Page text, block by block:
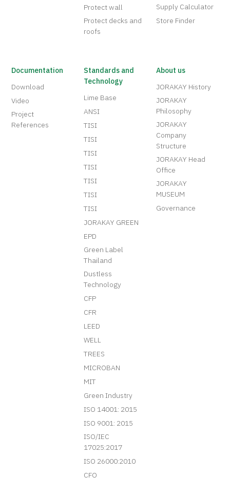
Protect wall
Protect decks and
roofs
Supply Calculator
Store Finder
Documentation
Download
Video
Project
References
Standards and
Technology
Lime Base
ANSI
TISI
TISI
TISI
TISI
TISI
TISI
TISI
JORAKAY GREEN
EPD
Green Label
Thailand
Dustless
Technology
CFP
CFR
LEED
WELL
TREES
MICROBAN
MIT
Green Industry
ISO 14001: 2015
ISO 9001: 2015
ISO/IEC
17025:2017
ISO 26000:2010
CFO
About us
JORAKAY History
JORAKAY
Philosophy
JORAKAY
Company
Structure
JORAKAY Head
Office
JORAKAY
MUSEUM
Governance